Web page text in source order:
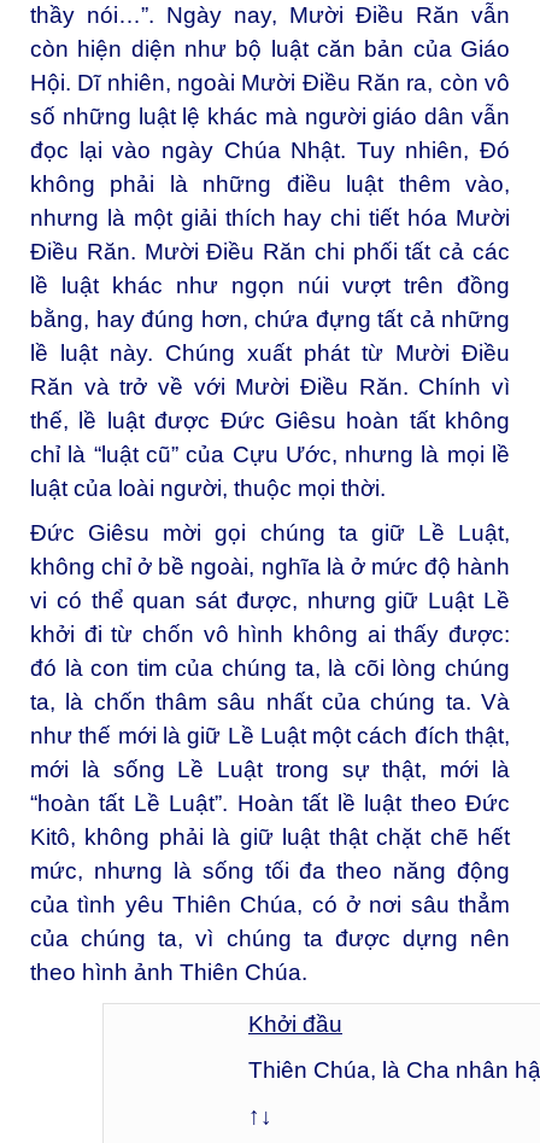
thầy nói…”. Ngày nay, Mười Điều Răn vẫn
còn hiện diện như bộ luật căn bản của Giáo
Hội. Dĩ nhiên, ngoài Mười Điều Răn ra, còn vô
số những luật lệ khác mà người giáo dân vẫn
đọc lại vào ngày Chúa Nhật. Tuy nhiên, Đó
không phải là những điều luật thêm vào,
nhưng là một giải thích hay chi tiết hóa Mười
Điều Răn. Mười Điều Răn chi phối tất cả các
lề luật khác như ngọn núi vượt trên đồng
bằng, hay đúng hơn, chứa đựng tất cả những
lề luật này. Chúng xuất phát từ Mười Điều
Răn và trở về với Mười Điều Răn. Chính vì
thế, lề luật được Đức Giêsu hoàn tất không
chỉ là “luật cũ” của Cựu Ước, nhưng là mọi lề
luật của loài người, thuộc mọi thời.
Đức Giêsu mời gọi chúng ta giữ Lề Luật,
không chỉ ở bề ngoài, nghĩa là ở mức độ hành
vi có thể quan sát được, nhưng giữ Luật Lề
khởi đi từ chốn vô hình không ai thấy được:
đó là con tim của chúng ta, là cõi lòng chúng
ta, là chốn thâm sâu nhất của chúng ta. Và
như thế mới là giữ Lề Luật một cách đích thật,
mới là sống Lề Luật trong sự thật, mới là
“hoàn tất Lề Luật”. Hoàn tất lề luật theo Đức
Kitô, không phải là giữ luật thật chặt chẽ hết
mức, nhưng là sống tối đa theo năng động
của tình yêu Thiên Chúa, có ở nơi sâu thẳm
của chúng ta, vì chúng ta được dựng nên
theo hình ảnh Thiên Chúa.
Khởi đầu
Thiên Chúa, là Cha nhân
↑↓